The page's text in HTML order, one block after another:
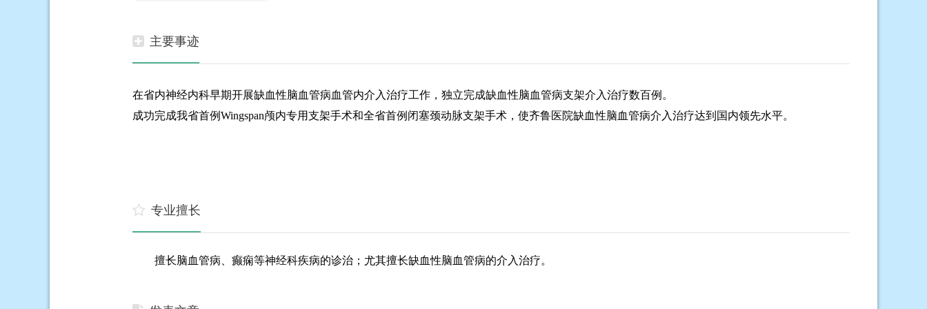
主要事迹
在省内神经内科早期开展缺血性脑血管病血管内介入治疗工作，独立完成缺血性脑血管病支架介入治疗数百例。
成功完成我省首例Wingspan颅内专用支架手术和全省首例闭塞颈动脉支架手术，使齐鲁医院缺血性脑血管病介入治疗达到国内领先水平。
专业擅长
擅长脑血管病、癫痫等神经科疾病的诊治；尤其擅长缺血性脑血管病的介入治疗。